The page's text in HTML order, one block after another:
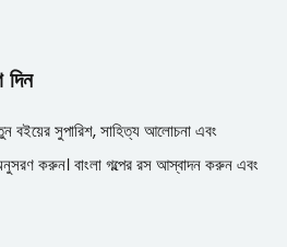
বইয়ের সুপারিশ, সাহিত্য আলোচনা এবং
করুন। বাংলা গল্পের রস আস্বাদন করুন এবং